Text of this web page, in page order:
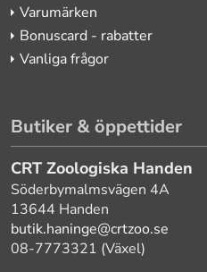
Varumärken
Bonuscard - rabatter
Vanliga frågor
Butiker & öppettider
CRT Zoologiska Handen
Söderbymalmsvägen 4A
13644 Handen
butik.haninge@crtzoo.se
08-7773321 (Växel)